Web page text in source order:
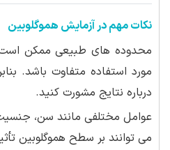
نکات مهم در آزمایش هموگلوبین
محدوده های طبیعی ممکن است
مورد استفاده متفاوت باشد.
درباره نتایج مشورت کنید.
عوامل مختلفی مانند سن،
می توانند بر سطح هموگلوبین